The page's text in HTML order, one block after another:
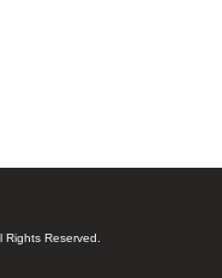
Rights Reserved.